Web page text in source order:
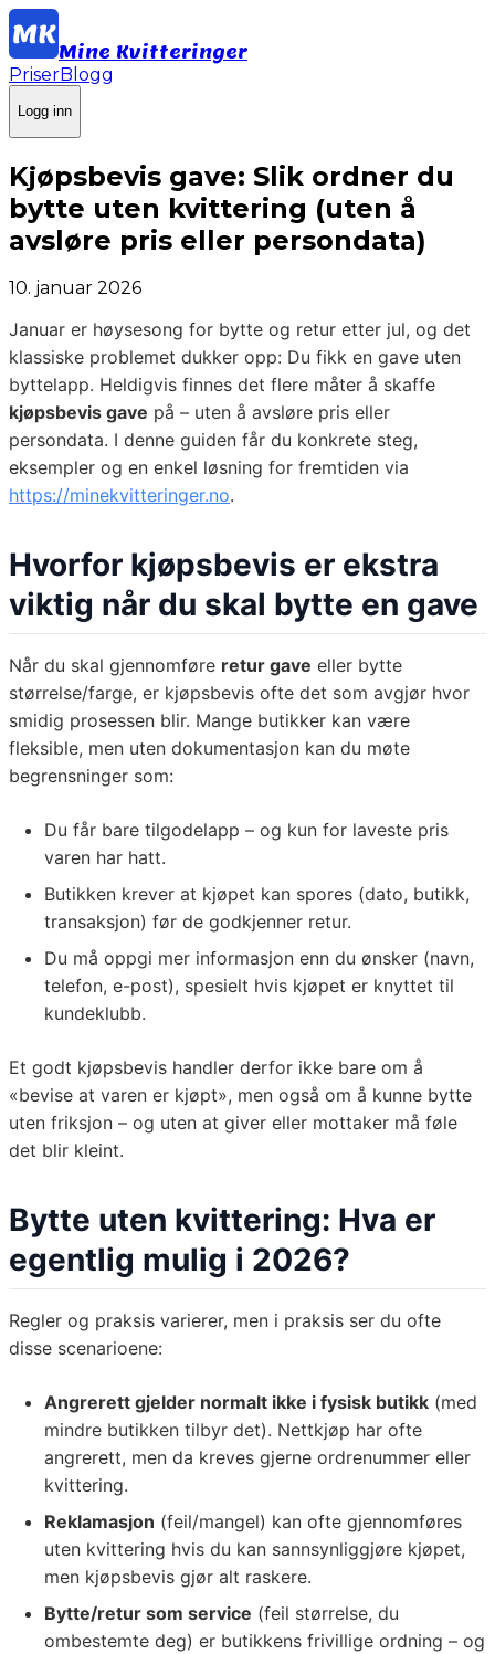
Mine Kvitteringer
PriserBlogg
Logg inn
Kjøpsbevis gave: Slik ordner du
bytte uten kvittering (uten å
avsløre pris eller persondata)
10. januar 2026
Januar er høysesong for bytte og retur etter jul, og det
klassiske problemet dukker opp: Du fikk en gave uten
byttelapp. Heldigvis finnes det flere måter å skaffe
kjøpsbevis gave på – uten å avsløre pris eller
persondata. I denne guiden får du konkrete steg,
eksempler og en enkel løsning for fremtiden via
https://minekvitteringer.no.
Hvorfor kjøpsbevis er ekstra
viktig når du skal bytte en gave
Når du skal gjennomføre retur gave eller bytte
størrelse/farge, er kjøpsbevis ofte det som avgjør hvor
smidig prosessen blir. Mange butikker kan være
fleksible, men uten dokumentasjon kan du møte
begrensninger som:
Du får bare tilgodelapp – og kun for laveste pris
varen har hatt.
Butikken krever at kjøpet kan spores (dato, butikk,
transaksjon) før de godkjenner retur.
Du må oppgi mer informasjon enn du ønsker (navn,
telefon, e-post), spesielt hvis kjøpet er knyttet til
kundeklubb.
Et godt kjøpsbevis handler derfor ikke bare om å
«bevise at varen er kjøpt», men også om å kunne bytte
uten friksjon – og uten at giver eller mottaker må føle
det blir kleint.
Bytte uten kvittering: Hva er
egentlig mulig i 2026?
Regler og praksis varierer, men i praksis ser du ofte
disse scenarioene:
Angrerett gjelder normalt ikke i fysisk butikk (med
mindre butikken tilbyr det). Nettkjøp har ofte
angrerett, men da kreves gjerne ordrenummer eller
kvittering.
Reklamasjon (feil/mangel) kan ofte gjennomføres
uten kvittering hvis du kan sannsynliggjøre kjøpet,
men kjøpsbevis gjør alt raskere.
Bytte/retur som service (feil størrelse, du
ombestemte deg) er butikkens frivillige ordning – og